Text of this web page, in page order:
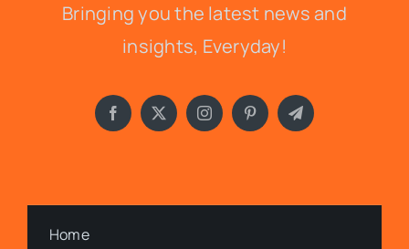
Bringing you the latest news and
insights, Everyday!
Home